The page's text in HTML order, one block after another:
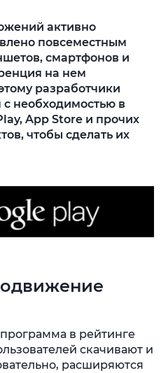
активно
повсеместным
смартфонов и
на нем
разработчики
необходимостью в
App Store и прочих
чтобы сделать их
в рейтинге
скачивают и
расширяются
методов